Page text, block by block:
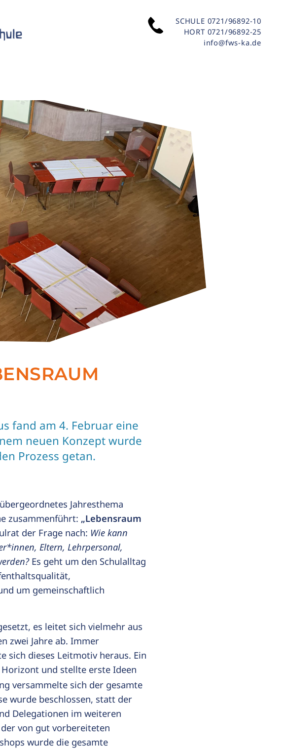
SCHULE 0721/96892-10
HORT 0721/96892-25
info@fws-ka.de
fand am 4. Februar eine
neuen Konzept wurde
Prozess getan.
Jahresthema
zusammenführt: „Lebensraum
der Frage nach: Wie kann
Eltern, Lehrpersonal,
Es geht um den Schulalltag
um gemeinschaftlich
es leitet sich vielmehr aus
zwei Jahre ab. Immer
sich dieses Leitmotiv heraus. Ein
und stellte erste Ideen
versammelte sich der gesamte
wurde beschlossen, statt der
Delegationen im weiteren
von gut vorbereiteten
wurde die gesamte